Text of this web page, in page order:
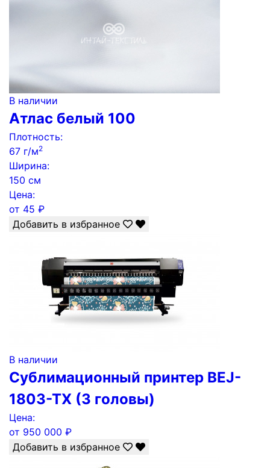
В наличии
Атлас белый 100
Плотность:
67 г/м2
Ширина:
150 см
Цена:
от 45 ₽
Добавить в избранное
В наличии
Сублимационный принтер BEJ-
1803-TX (3 головы)
Цена:
от 950 000 ₽
Добавить в избранное